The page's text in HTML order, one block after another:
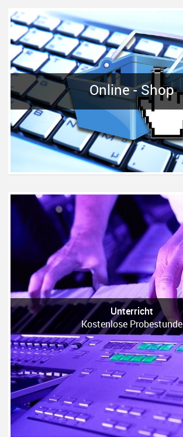
Online - Shop
Unterricht
Kostenlose Probestunde